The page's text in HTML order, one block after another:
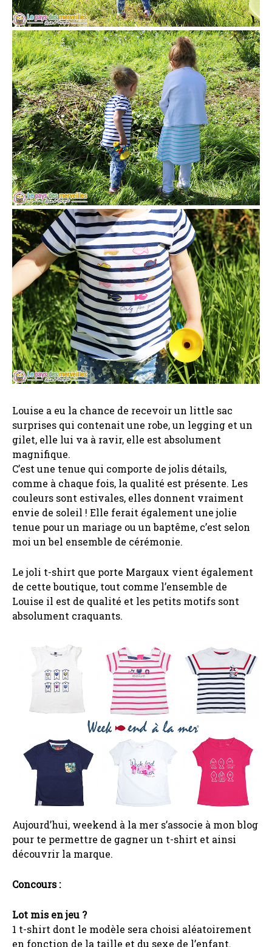
Louise a eu la chance de recevoir un little sac
surprises qui contenait une robe, un legging et un
gilet, elle lui va à ravir, elle est absolument
magnifique.
C’est une tenue qui comporte de jolis détails,
comme à chaque fois, la qualité est présente. Les
couleurs sont estivales, elles donnent vraiment
envie de soleil ! Elle ferait également une jolie
tenue pour un mariage ou un baptême, c’est selon
moi un bel ensemble de cérémonie.
Le joli t-shirt que porte Margaux vient également
de cette boutique, tout comme l’ensemble de
Louise il est de qualité et les petits motifs sont
absolument craquants.
Aujourd’hui, weekend à la mer s’associe à mon blog
pour te permettre de gagner un t-shirt et ainsi
découvrir la marque.
Concours :
Lot mis en jeu ?
1 t-shirt dont le modèle sera choisi aléatoirement
en fonction de la taille et du sexe de l’enfant.